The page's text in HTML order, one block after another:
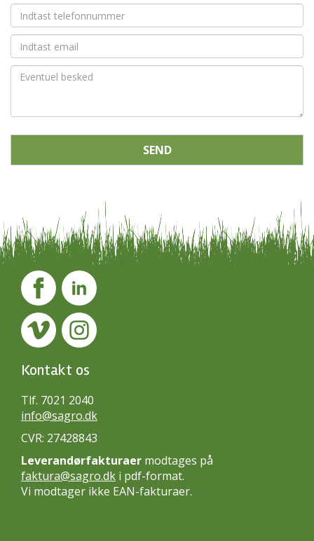
SEND
Kontakt os
Tlf. 7021 2040
info@sagro.dk
CVR: 27428843
Leverandørfakturaer modtages på
faktura@sagro.dk i pdf-format.
Vi modtager ikke EAN-fakturaer.